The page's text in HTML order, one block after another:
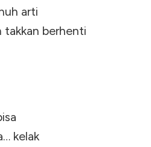
arti
takkan berhenti
kelak